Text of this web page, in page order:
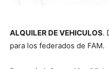
ALQUILER DE VEHICULOS.
para los federados de FAM.